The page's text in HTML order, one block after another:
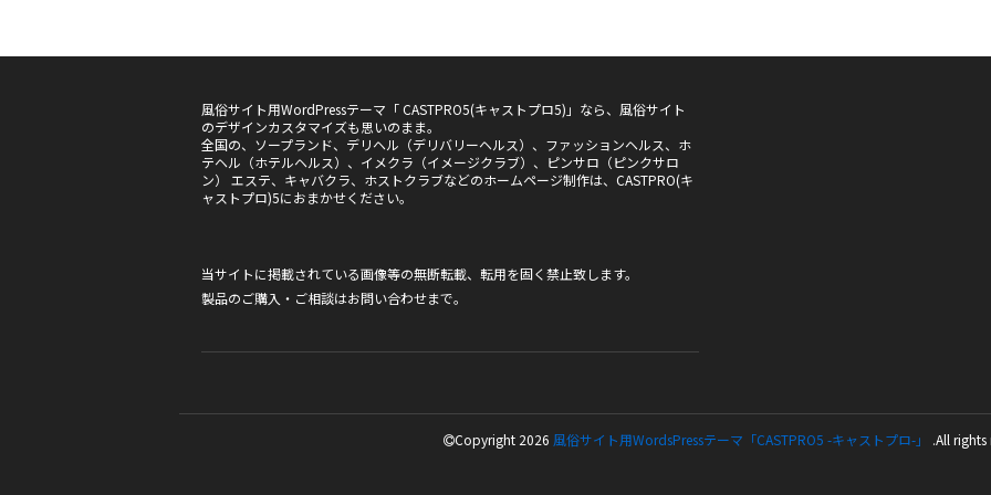
風俗サイト用WordPressテーマ「 CASTPRO5(キャストプロ5)」なら、風俗サイト
のデザインカスタマイズも思いのまま。
全国の、ソープランド、デリヘル（デリバリーヘルス）、ファッションヘルス、ホ
テヘル（ホテルヘルス）、イメクラ（イメージクラブ）、ピンサロ（ピンクサロ
ン） エステ、キャバクラ、ホストクラブなどのホームページ制作は、CASTPRO(キ
ャストプロ)5におまかせください。
当サイトに掲載されている画像等の無断転載、転用を固く禁止致します。
製品のご購入・ご相談はお問い合わせまで。
Copyright 2026 風俗サイト用WordsPressテーマ「CASTPRO5 -キャストプロ-」 .All rights